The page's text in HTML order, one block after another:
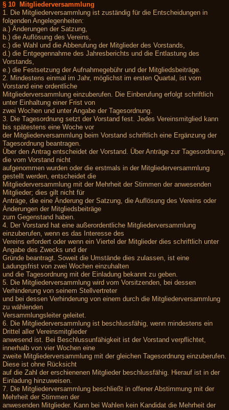
§ 10 Mitgliederversammlung
1. Die Mitgliederversammlung ist zuständig für die Entscheidungen in
folgenden Angelegenheiten:
a.) Änderungen der Satzung,
b.) die Auflösung des Vereins,
c.) die Wahl und die Abberufung der Mitglieder des Vorstands,
d.) die Entgegennahme des Jahresberichts und die Entlastung des
Vorstands,
e.) die Festsetzung der Aufnahmegebühr und der Mitgliedsbeiträge.
2. Mindestens einmal im Jahr, möglichst im ersten Quartal, ist vom
Vorstand eine ordentliche
Mitgliederversammlung einzuberufen. Die Einberufung erfolgt schriftlich
unter Einhaltung einer Frist von
zwei Wochen und unter Angabe der Tagesordnung.
3. Die Tagesordnung setzt der Vorstand fest. Jedes Vereinsmitglied kann
bis spätestens eine Woche vor
der Mitgliederversammlung beim Vorstand schriftlich eine Ergänzung der
Tagesordnung beantragen.
Über den Antrag entscheidet der Vorstand. Über Anträge zur Tagesordnung,
die vom Vorstand nicht
aufgenommen wurden oder die erstmals in der Mitgliederversammlung
gestellt werden, entscheidet die
Mitgliederversammlung mit der Mehrheit der Stimmen der anwesenden
Mitglieder; dies gilt nicht für
Anträge, die eine Änderung der Satzung, die Auflösung des Vereins oder
Änderungen der Mitgliedsbeiträge
zum Gegenstand haben.
4. Der Vorstand hat eine außerordentliche Mitgliederversammlung
einzuberufen, wenn es das Interesse des
Vereins erfordert oder wenn ein Viertel der Mitglieder dies schriftlich unter
Angabe des Zwecks und der
Gründe beantragt. Soweit die Umstände dies zulassen, ist eine
Ladungsfrist von zwei Wochen einzuhalten
und die Tagesordnung mit der Einladung bekannt zu geben.
5. Die Mitgliederversammlung wird vom Vorsitzenden, bei dessen
Verhinderung von seinem Stellvertreter
und bei dessen Verhinderung von einem durch die Mitgliederversammlung
zu wählenden
Versammlungsleiter geleitet.
6. Die Mitgliederversammlung ist beschlussfähig, wenn mindestens ein
Drittel aller Vereinsmitglieder
anwesend ist. Bei Beschlussunfähigkeit ist der Vorstand verpflichtet,
innerhalb von vier Wochen eine
zweite Mitgliederversammlung mit der gleichen Tagesordnung einzuberufen.
Diese ist ohne Rücksicht
auf die Zahl der erschienenen Mitglieder beschlussfähig. Hierauf ist in der
Einladung hinzuweisen.
7. Die Mitgliederversammlung beschließt in offener Abstimmung mit der
Mehrheit der Stimmen der
anwesenden Mitglieder. Kann bei Wahlen kein Kandidat die Mehrheit der